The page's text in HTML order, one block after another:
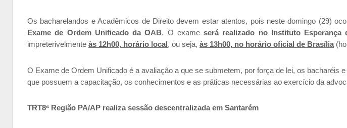
Os bacharelandos e Acadêmicos de Direito devem estar atentos, pois neste domingo (29)
Exame de Ordem Unificado da OAB. O exameserá realizado no Instituto Esperança
impreterivelmente às 12h00, horário local, ou seja, às 13h00, no horário oficial de Brasília
O Exame de Ordem Unificado é a avaliação a que se submetem, por força de lei, os bacharéis
que possuem a capacitação, os conhecimentos e as práticas necessárias ao exercício da
TRT8ª Região PA/AP realiza sessão descentralizada em Santarém